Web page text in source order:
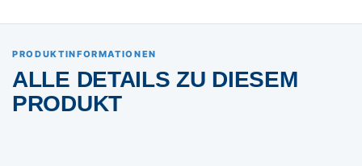
PRODUKTINFORMATIONEN
ALLE DETAILS ZU DIESEM
PRODUKT